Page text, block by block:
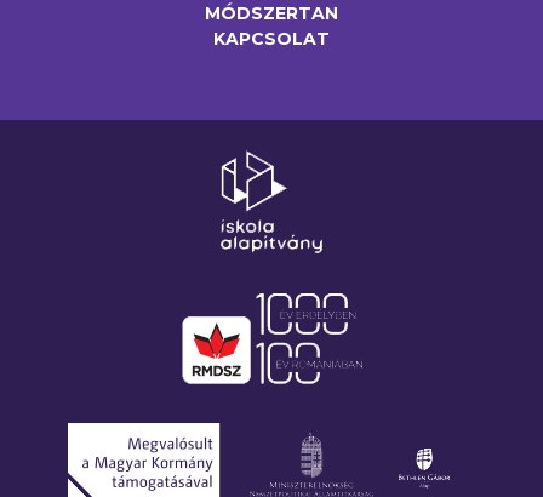
MÓDSZERTAN
KAPCSOLAT